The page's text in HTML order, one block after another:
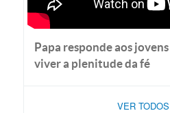
Papa responde aos
viver a plenitude da fé
VER TODOS